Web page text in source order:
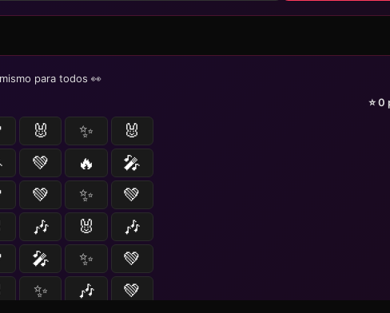
para todos 👀
⭐0
🐰 ✨
🐰
💚 🔥
🎤
💚 ✨
💚
🎶 🐰
🎶
🎤 ✨
💚
✨ 🎶 💚